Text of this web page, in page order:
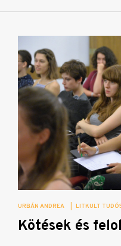
URBÁN ANDREA LITKULT
Kötések és